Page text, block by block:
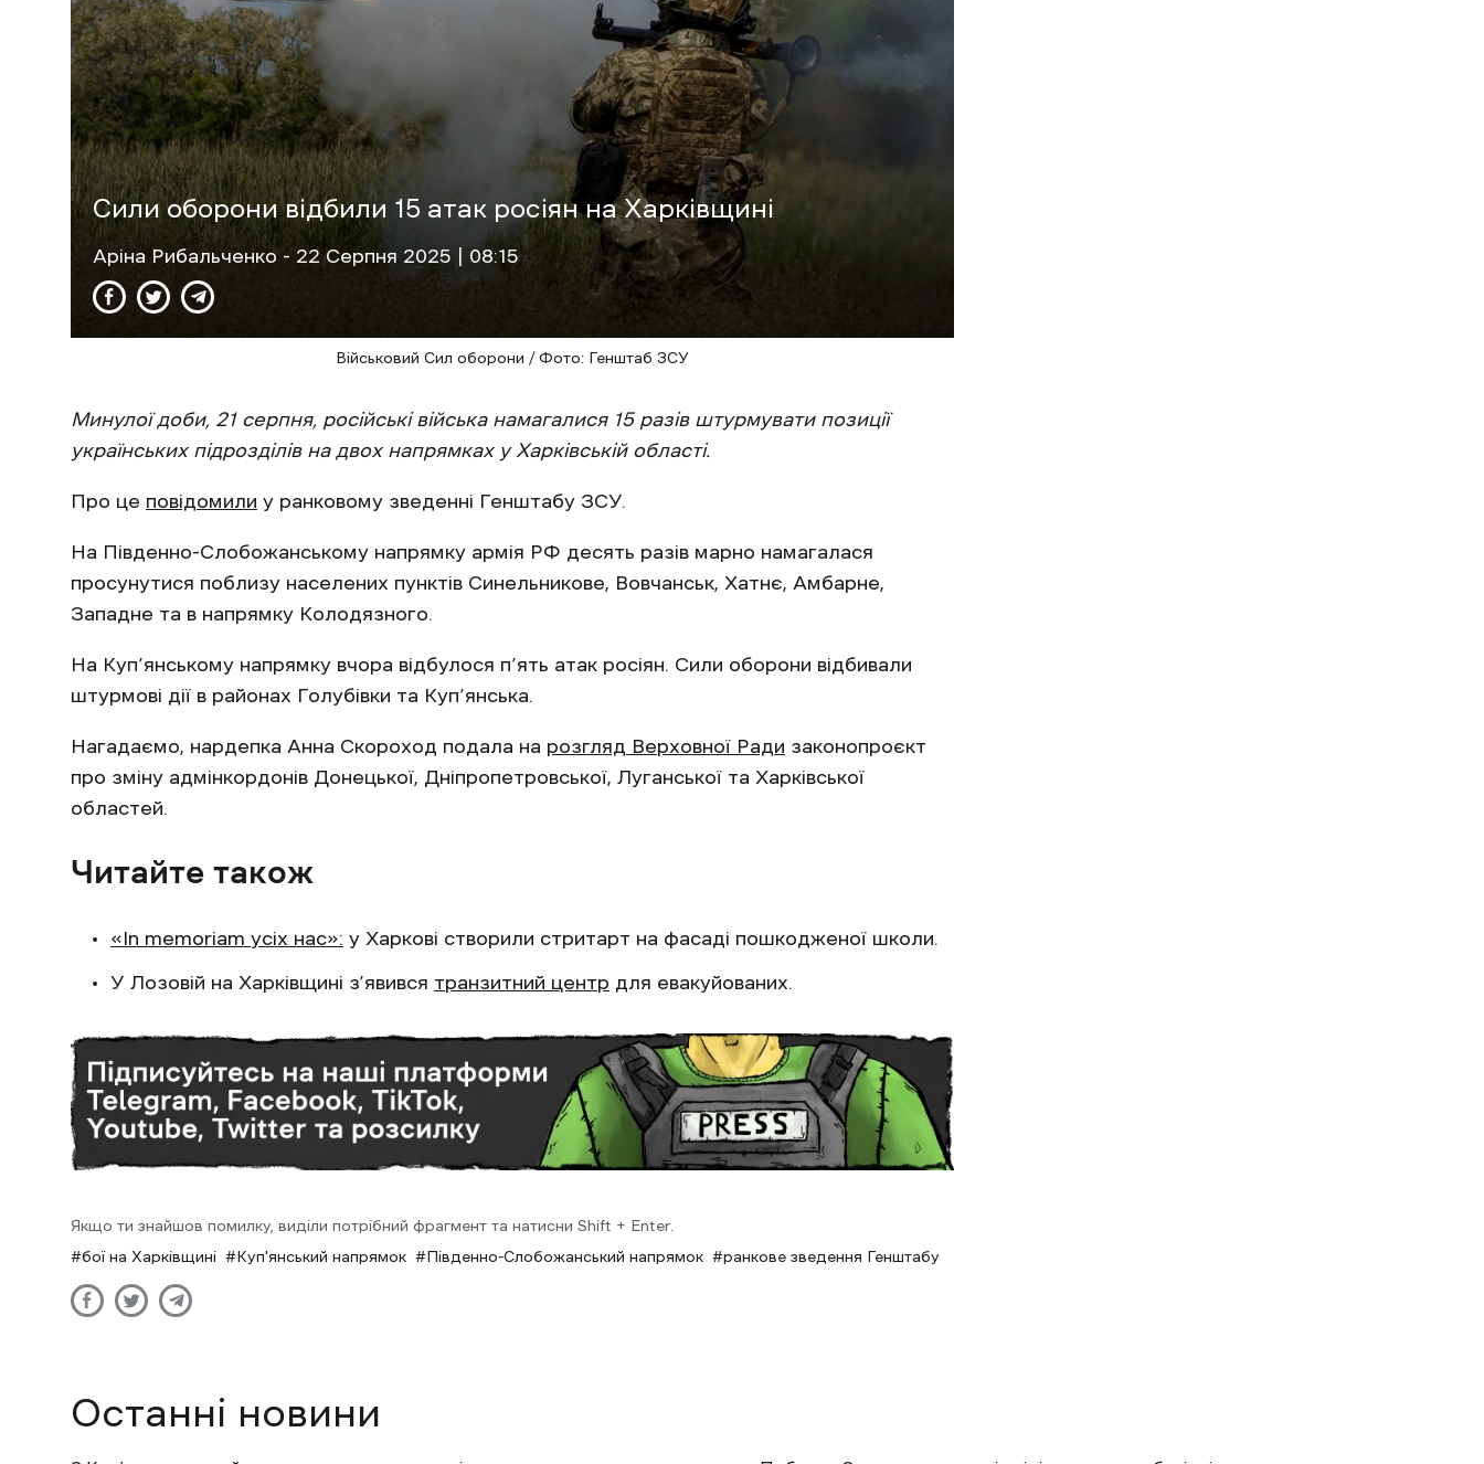
Сили оборони відбили 15 атак росіян на Харківщині
Аріна Рибальченко - 22 Cерпня 2025 | 08:15
Військовий Сил оборони / Фото: Генштаб ЗСУ
Минулої доби, 21 серпня, російські війська намагалися 15 разів штурмувати позиції
українських підрозділів на двох напрямках у Харківській області.
Про це повідомили у ранковому зведенні Генштабу ЗСУ.
На Південно-Слобожанському напрямку армія РФ десять разів марно намагалася
просунутися поблизу населених пунктів Синельникове, Вовчанськ, Хатнє, Амбарне,
Западне та в напрямку Колодязного.
На Куп’янському напрямку вчора відбулося п’ять атак росіян. Сили оборони відбивали
штурмові дії в районах Голубівки та Куп’янська.
Нагадаємо, нардепка Анна Скороход подала на розгляд Верховної Ради законопроєкт
про зміну адмінкордонів Донецької, Дніпропетровської, Луганської та Харківської
областей.
Читайте також
«In memoriam усіх нас»: у Харкові створили стритарт на фасаді пошкодженої школи.
У Лозовій на Харківщині з’явився транзитний центр для евакуйованих.
Якщо ти знайшов помилку, виділи потрібний фрагмент та натисни Shift + Enter.
бої на Харківщині
Куп'янський напрямок Південно-Слобожанський напрямок ранкове зведення Генштабу
Останні новини